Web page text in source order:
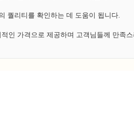
퀄리티를 확인하는 데 도움이 됩니다.
인 가격으로 제공하며 고객님들께 만족